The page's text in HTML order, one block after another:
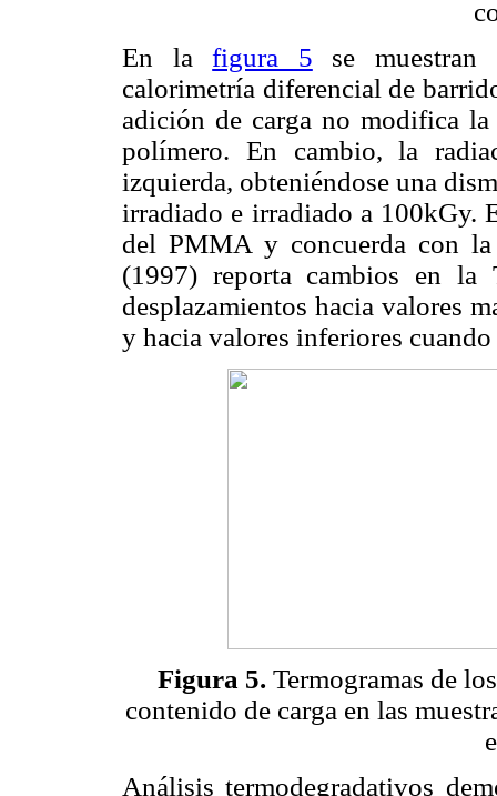
En lafigura 5 se muestran
calorimetría diferencial de
adición de carga no modifica
polímero. En cambio, la
izquierda, obteniéndose una
irradiado e irradiado a 100kGy.
del PMMA y concuerda con
(1997) reporta cambios en
desplazamientos hacia valores
y hacia valores inferiores
Figura 5. Termogramas de
contenido de carga en las
Análisis termodegradativos